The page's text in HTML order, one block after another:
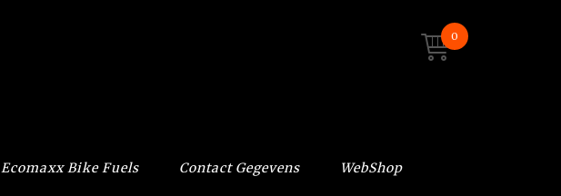
Ecomaxx Bike Fuels Contact Gegevens WebShop
0